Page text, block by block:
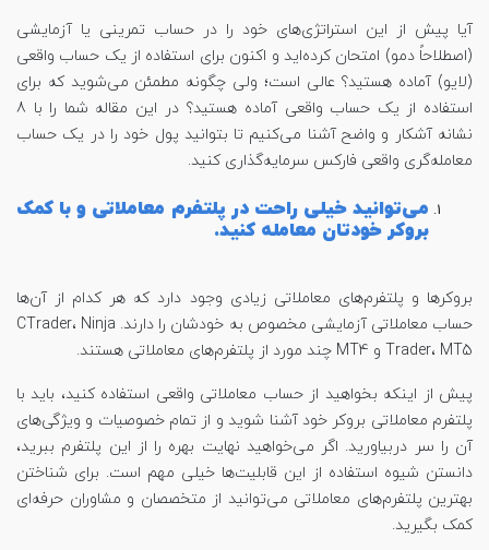
آیا پیش از این استراتژی‌های خود را در حساب تمرینی یا آزمایشی
(اصطلاحاً دمو) امتحان کرده‌اید و اکنون برای استفاده از یک حساب واقعی
(لایو) آماده هستید؟ عالی است؛ ولی چگونه مطمئن می‌شوید که برای
استفاده از یک حساب واقعی آماده هستید؟ در این مقاله شما را با 8
نشانه آشکار و واضح آشنا می‌کنیم تا بتوانید پول خود را در یک حساب
معامله‌گری واقعی فارکس سرمایه‌گذاری کنید.
می‌توانید خیلی راحت در پلتفرم معاملاتی و با کمک
بروکر خودتان معامله کنید.
بروکرها و پلتفرم‌های معاملاتی زیادی وجود دارد که هر کدام از آن‌ها
حساب معاملاتی آزمایشی مخصوص به خودشان را دارند. CTrader، Ninja
Trader، MT5 و MT4 چند مورد از پلتفرم‌های معاملاتی هستند.
پیش از اینکه بخواهید از حساب معاملاتی واقعی استفاده کنید، باید با
پلتفرم معاملاتی بروکر خود آشنا شوید و از تمام خصوصیات و ویژگی‌های
آن را سر دربیاورید. اگر می‌خواهید نهایت بهره را از این پلتفرم ببرید،
دانستن شیوه استفاده از این قابلیت‌ها خیلی مهم است. برای شناختن
بهترین پلتفرم‌های معاملاتی می‌توانید از متخصصان و مشاوران حرفه‌ای
کمک بگیرید.